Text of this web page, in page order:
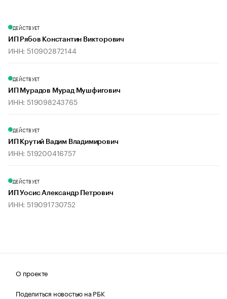
ДЕЙСТВУЕТ
ИП Рябов Константин Викторович
ИНН: 510902872144
ДЕЙСТВУЕТ
ИП Мурадов Мурад Мушфигович
ИНН: 519098243765
ДЕЙСТВУЕТ
ИП Крутий Вадим Владимирович
ИНН: 519200416757
ДЕЙСТВУЕТ
ИП Уосис Александр Петрович
ИНН: 519091730752
О проекте
Поделиться новостью на РБК